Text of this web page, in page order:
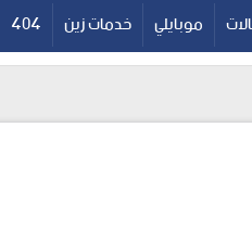
موبايلي خدمات زين 404